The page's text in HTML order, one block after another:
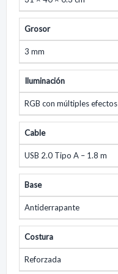
Grosor
3 mm
Iluminación
RGB con múltiples efectos
Cable
USB 2.0 Tipo A – 1.8 m
Base
Antiderrapante
Costura
Reforzada